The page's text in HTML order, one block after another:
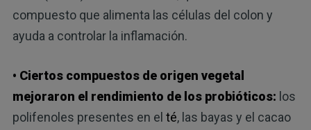
compuesto que alimenta las células del colon y
ayuda a controlar la inflamación.
• Ciertos compuestos de origen vegetal
mejoraron el rendimiento de los probióticos: los
polifenoles presentes en el té, las bayas y el cacao